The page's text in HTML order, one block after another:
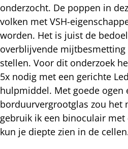
onderzocht. De poppen in
volken met VSH-
worden. Het is juist de
overblijvende
stellen. Voor dit onderzoek
5x nodig met een gerichte
hulpmiddel. Met goede ogen
borduurvergrootglas zou het
gebruik ik een binoculair
kun je diepte zien in de